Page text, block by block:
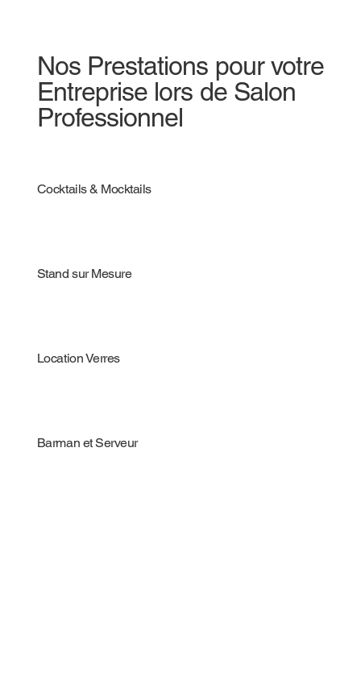
Nos Prestations pour votre
Entreprise lors de Salon
Professionnel
Cocktails & Mocktails
Stand sur Mesure
Location Verres
Barman et Serveur